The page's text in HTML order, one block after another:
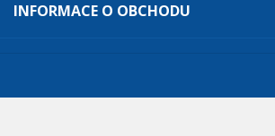
INFORMACE O OBCHODU